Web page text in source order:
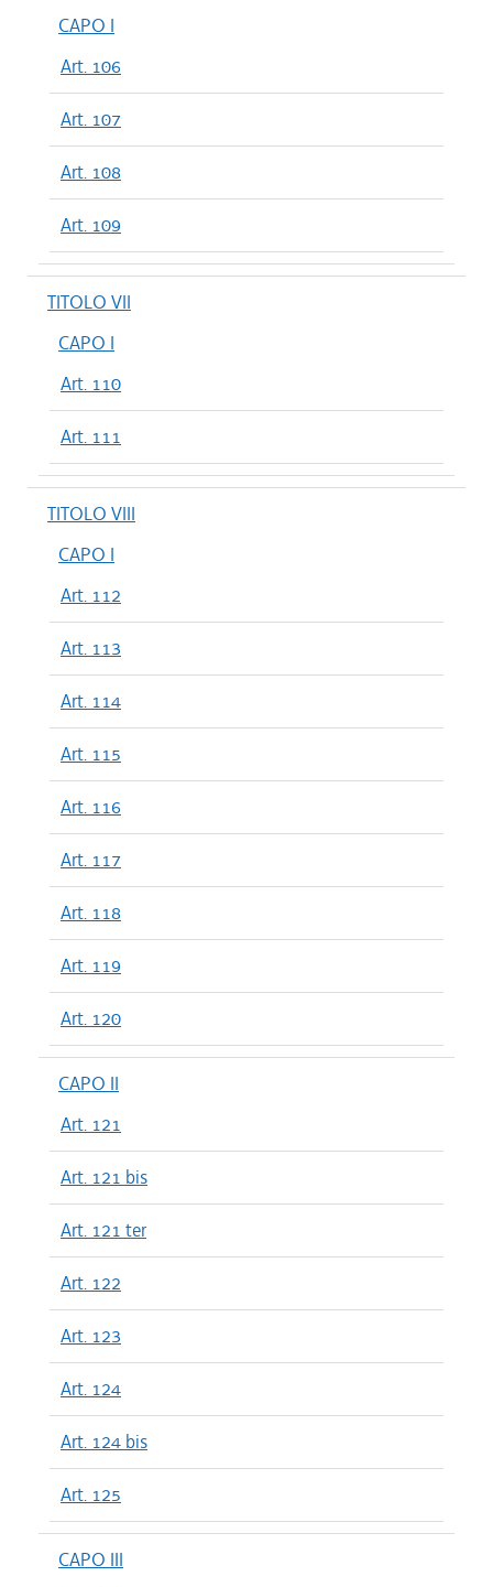
CAPO I
Art. 106
Art. 107
Art. 108
Art. 109
TITOLO VII
CAPO I
Art. 110
Art. 111
TITOLO VIII
CAPO I
Art. 112
Art. 113
Art. 114
Art. 115
Art. 116
Art. 117
Art. 118
Art. 119
Art. 120
CAPO II
Art. 121
Art. 121 bis
Art. 121 ter
Art. 122
Art. 123
Art. 124
Art. 124 bis
Art. 125
CAPO III